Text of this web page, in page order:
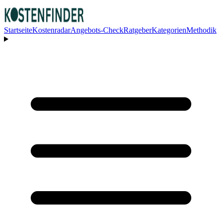
StartseiteKostenradarAngebots-CheckRatgeberKategorienMethodik